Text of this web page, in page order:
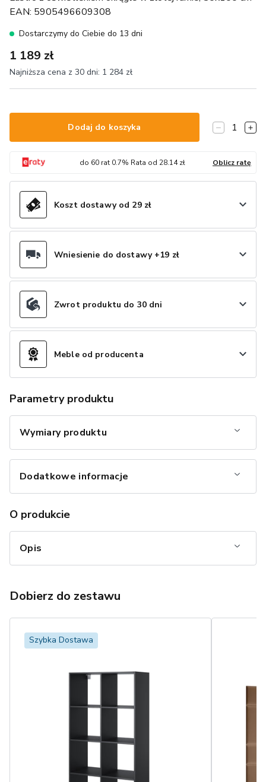
EAN: 5905496609308
Dostarczymy do Ciebie do 13 dni
1 189 zł
Najniższa cena z 30 dni: 1 284 zł
Dodaj do koszyka 1
do 60 rat 0.7% Rata od 28.14zł Oblicz ratę
Koszt dostawy od 29 zł
Wniesienie do dostawy +19 zł
Zwrot produktu do 30 dni
Meble od producenta
Parametry produktu
Wymiary produktu
Dodatkowe informacje
O produkcie
Opis
Dobierz do zestawu
Szybka Dostawa